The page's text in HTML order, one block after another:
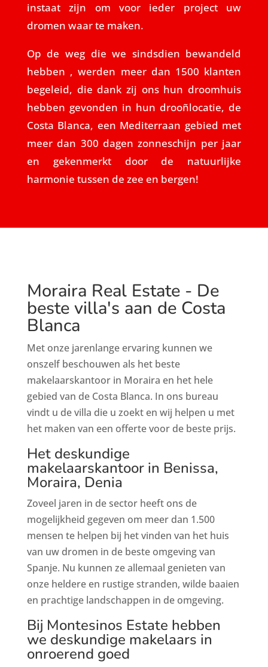
instaat zijn om voor ieder project uw
dromen waar te maken.
Op de weg die we sindsdien bewandeld
hebben , werden meer dan 1500 klanten
begeleid, die dank zij ons hun droomhuis
hebben gevonden in hun drooñlocatie, de
Costa Blanca, een Mediterraan gebied met
meer dan 300 dagen zonneschijn per jaar
en gekenmerkt door de natuurlijke
harmonie tussen de zee en bergen!
Moraira Real Estate - De
beste villa's aan de Costa
Blanca
Met onze jarenlange ervaring kunnen we
onszelf beschouwen als het beste
makelaarskantoor in Moraira en het hele
gebied van de Costa Blanca. In ons bureau
vindt u de villa die u zoekt en wij helpen u met
het maken van een offerte voor de beste prijs.
Het deskundige
makelaarskantoor in Benissa,
Moraira, Denia
Zoveel jaren in de sector heeft ons de
mogelijkheid gegeven om meer dan 1.500
mensen te helpen bij het vinden van het huis
van uw dromen in de beste omgeving van
Spanje. Nu kunnen ze allemaal genieten van
onze heldere en rustige stranden, wilde baaien
en prachtige landschappen in de omgeving.
Bij Montesinos Estate hebben
we deskundige makelaars in
onroerend goed